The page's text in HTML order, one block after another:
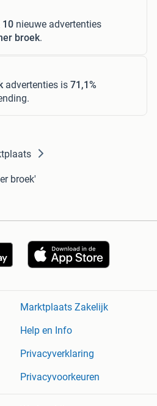
10 nieuwe advertenties
broek.
advertenties is 71,1%
broek'
Marktplaats Zakelijk
Help en Info
Privacyverklaring
Privacyvoorkeuren